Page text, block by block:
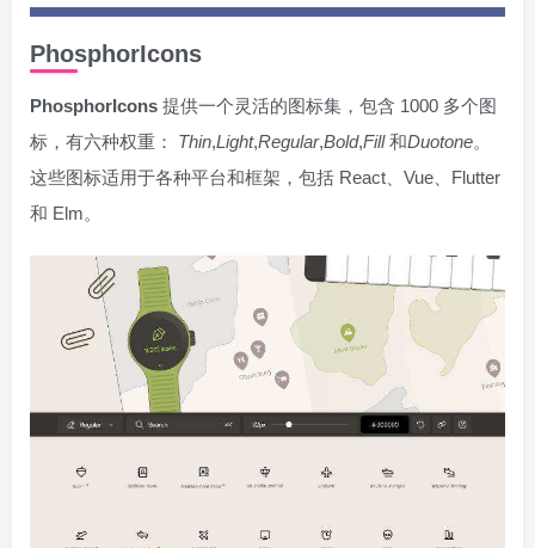
PhosphorIcons
PhosphorIcons 提供一个灵活的图标集，包含 1000 多个图
标，有六种权重： Thin,Light,Regular,Bold,Fill和Duotone。
这些图标适用于各种平台和框架，包括 React、Vue、Flutter
和 Elm。